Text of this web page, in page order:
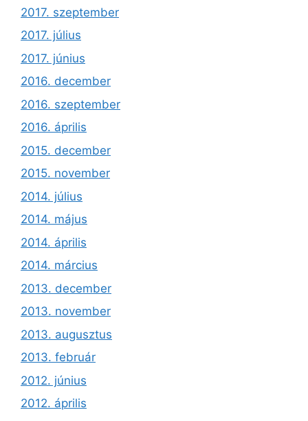
2017. szeptember
2017. július
2017. június
2016. december
2016. szeptember
2016. április
2015. december
2015. november
2014. július
2014. május
2014. április
2014. március
2013. december
2013. november
2013. augusztus
2013. február
2012. június
2012. április